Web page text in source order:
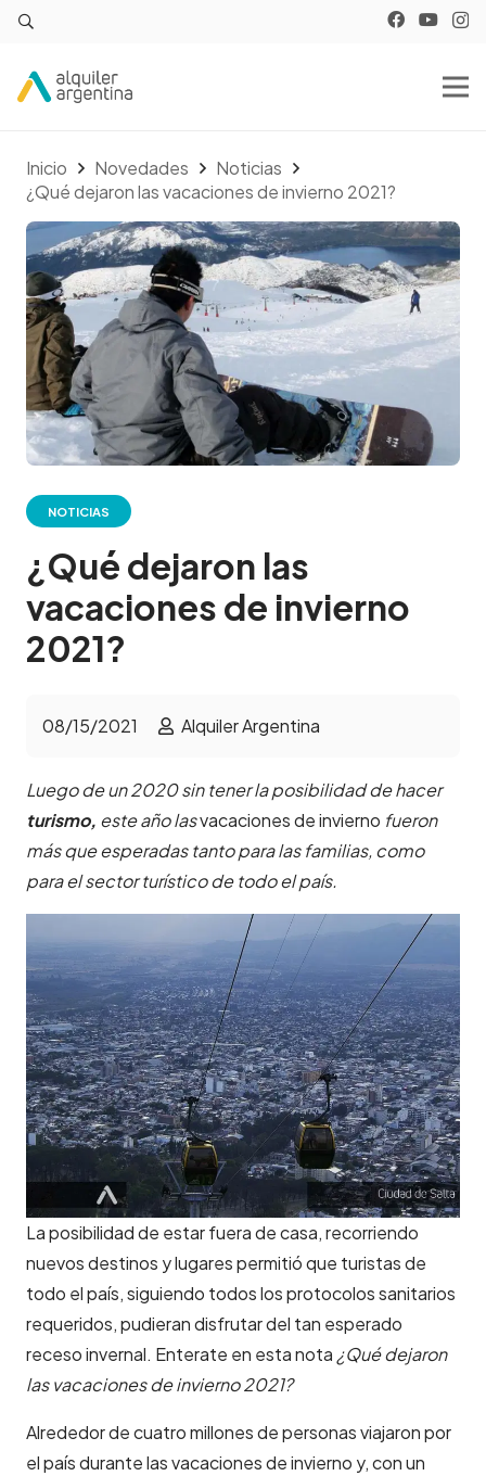
Inicio Novedades
Noticias
¿Qué dejaron las vacaciones de invierno 2021?
NOTICIAS
¿Qué dejaron las
vacaciones de invierno
2021?
08/15/2021 Alquiler Argentina
Luego de un 2020 sin tener la posibilidad de hacer
turismo, este año lasvacaciones de invierno fueron
más que esperadas tanto para las familias, como
para el sector turístico de todo el país.
La posibilidad de estar fuera de casa, recorriendo
nuevos destinos y lugares permitió que turistas de
todo el país, siguiendo todos los protocolos sanitarios
requeridos, pudieran disfrutar del tan esperado
receso invernal. Enterate en esta nota ¿Qué dejaron
las vacaciones de invierno 2021?
Alrededor de cuatro millones de personas viajaron por
el país durante las vacaciones de invierno y, con un